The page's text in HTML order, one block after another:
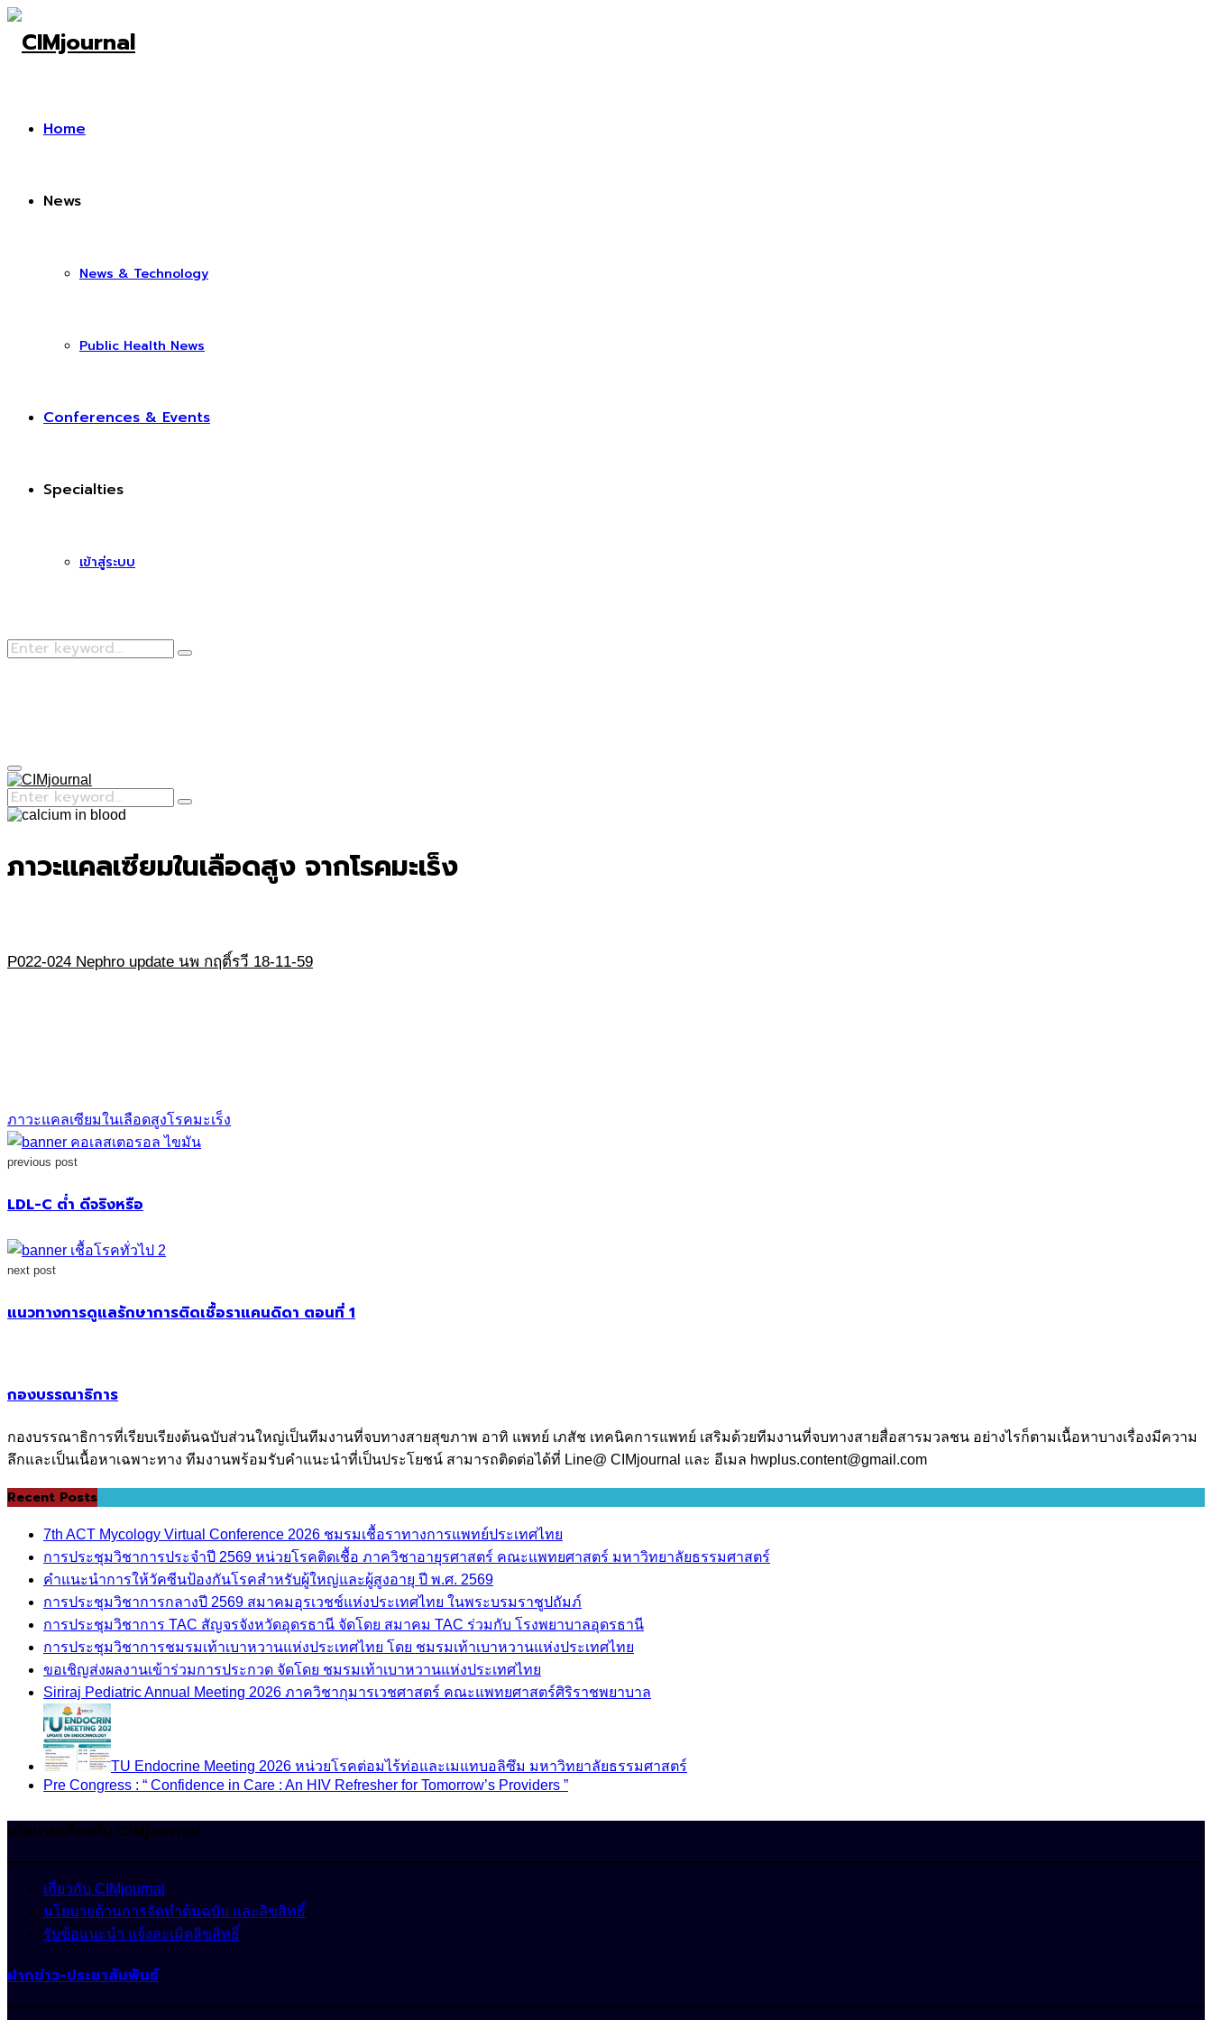
Home
News
News & Technology
Public Health News
Conferences & Events
Specialties
เข้าสู่ระบบ
Search
Search
Primary
Menu
Search
for:
Search
ภาวะแคลเซียมในเลือดสูง จากโรคมะเร็ง
P022-024 Nephro update นพ กฤติ์รวี 18-11-59
ภาวะแคลเซียมในเลือดสูงโรคมะเร็ง
previous post
LDL-C ต่ำ ดีจริงหรือ
next post
แนวทางการดูแลรักษาการติดเชื้อราแคนดิดา ตอนที่ 1
กองบรรณาธิการ
กองบรรณาธิการที่เรียบเรียงต้นฉบับส่วนใหญ่เป็นทีมงานที่จบทางสายสุขภาพ อาทิ แพทย์ เภสัช เทคนิคการแพทย์ เสริมด้วยทีมงานที่จบทางสายสื่อสารมวลชน อย่างไรก็ตามเนื้อหาบางเรื่องมีความ
ลึกและเป็นเนื้อหาเฉพาะทาง ทีมงานพร้อมรับคำแนะนำที่เป็นประโยชน์ สามารถติดต่อได้ที่ Line@ CIMjournal และ อีเมล hwplus.content@gmail.com
Recent Posts
7th ACT Mycology Virtual Conference 2026 ชมรมเชื้อราทางการแพทย์ประเทศไทย
การประชุมวิชาการประจำปี 2569 หน่วยโรคติดเชื้อ ภาควิชาอายุรศาสตร์ คณะแพทยศาสตร์ มหาวิทยาลัยธรรมศาสตร์
คำแนะนำการให้วัคซีนป้องกันโรคสำหรับผู้ใหญ่และผู้สูงอายุ ปี พ.ศ. 2569
การประชุมวิชาการกลางปี 2569 สมาคมอุรเวชช์แห่งประเทศไทย ในพระบรมราชูปถัมภ์
การประชุมวิชาการ TAC สัญจรจังหวัดอุดรธานี จัดโดย สมาคม TAC ร่วมกับ โรงพยาบาลอุดรธานี
การประชุมวิชาการชมรมเท้าเบาหวานแห่งประเทศไทย โดย ชมรมเท้าเบาหวานแห่งประเทศไทย
ขอเชิญส่งผลงานเข้าร่วมการประกวด จัดโดย ชมรมเท้าเบาหวานแห่งประเทศไทย
Siriraj Pediatric Annual Meeting 2026 ภาควิชากุมารเวชศาสตร์ คณะแพทยศาสตร์ศิริราชพยาบาล
TU Endocrine Meeting 2026 หน่วยโรคต่อมไร้ท่อและเมแทบอลิซึม มหาวิทยาลัยธรรมศาสตร์
Pre Congress : “ Confidence in Care : An HIV Refresher for Tomorrow’s Providers ”
นโยบายเกี่ยวกับ CIMjournal
เกี่ยวกับ CIMjournal
นโยบายด้านการจัดทำต้นฉบับ และลิขสิทธิ์
รับข้อแนะนำ แจ้งละเมิดลิขสิทธิ์
ฝากข่าว-ประชาสัมพันธ์